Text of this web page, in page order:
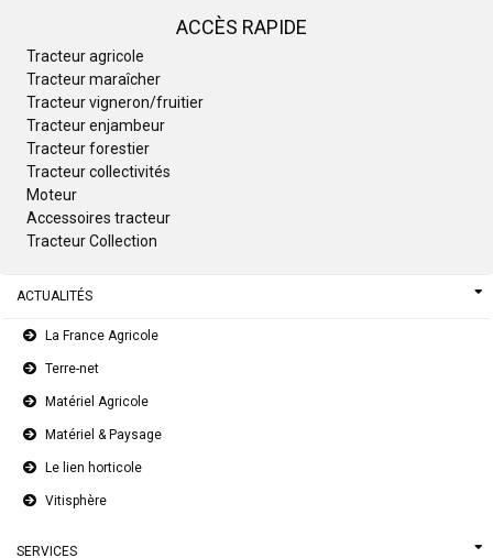
ACCÈS RAPIDE
Tracteur agricole
Tracteur maraîcher
Tracteur vigneron/fruitier
Tracteur enjambeur
Tracteur forestier
Tracteur collectivités
Moteur
Accessoires tracteur
Tracteur Collection
ACTUALITÉS
La France Agricole
Terre-net
Matériel Agricole
Matériel & Paysage
Le lien horticole
Vitisphère
SERVICES